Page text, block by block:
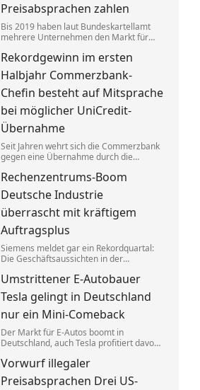
Preisabsprachen zahlen
Bis 2019 haben laut Bundeskartellamt
mehrere Unternehmen den Markt für
aufgeteilt. Um die verbotenen
Absprachen zu verschleiern, wurden
Codewörter verwendet.
Rekordgewinn im ersten
Halbjahr Commerzbank-
Chefin besteht auf Mitsprache
bei möglicher UniCredit-
Übernahme
Seit Jahren wehrt sich die Commerzbank
gegen eine Übernahme durch die
kräftiger Gewinnsprung sorgt für neues
Selbstbewusstsein.
Rechenzentrums-Boom
Deutsche Industrie
überrascht mit kräftigem
Auftragsplus
Siemens meldet gar ein Rekordquartal:
Die Geschäftsaussichten in der
spürbar verbessert. Dahinter stecken
jedoch vor allem Großaufträge, teils auch
aus Übersee.
Umstrittener E-Autobauer
Tesla gelingt in Deutschland
nur ein Mini-Comeback
Der Markt für E-Autos boomt in
Deutschland, auch Tesla profitiert davon.
geführte Konzern jedoch nicht zurück.
Eine exklusive Studie erklärt, warum.
Vorwurf illegaler
Preisabsprachen Drei US-